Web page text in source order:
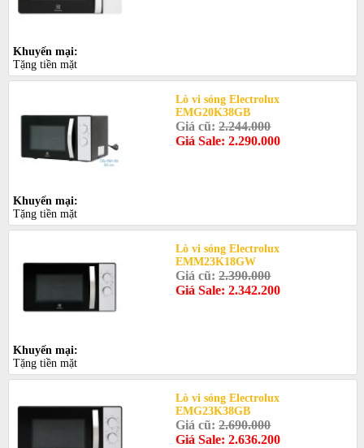
Khuyến mại:
Tặng tiền mặt
Lò vi sóng Electrolux
EMG20K38GB
Giá cũ:2.244.000
Giá Sale: 2.290.000
Khuyến mại:
Tặng tiền mặt
Lò vi sóng Electrolux
EMM23K18GW
Giá cũ:2.390.000
Giá Sale: 2.342.200
Khuyến mại:
Tặng tiền mặt
Lò vi sóng Electrolux
EMG23K38GB
Giá cũ:2.690.000
Giá Sale: 2.636.200